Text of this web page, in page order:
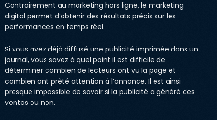
Contrairement au marketing hors ligne, le marketing
digital permet d’obtenir des résultats précis sur les
performances en temps réel.
Si vous avez déjà diffusé une publicité imprimée dans un
journal, vous savez à quel point il est difficile de
déterminer combien de lecteurs ont vu la page et
combien ont prêté attention à l’annonce. Il est ainsi
presque impossible de savoir si la publicité a généré des
ventes ou non.